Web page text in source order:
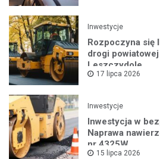
Inwestycje
Rozpoczyna się
drogi
Leszczydole
17 lipca 2026
Inwestycje
Inwestycja w
Naprawa
nr 4325W
15 lipca 2026